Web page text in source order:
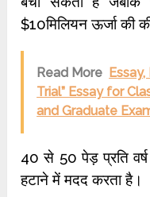
$10मिलियन ऊर्जा की
Read More
Trial” Essay for
and Graduate
40 से 50 पेड़ प्रति
हटाने में मदद करता है।